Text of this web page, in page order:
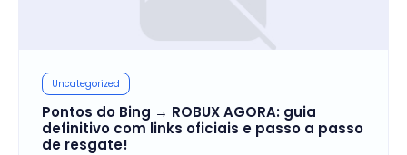
Uncategorized
Pontos do Bing → ROBUX AGORA: guia
definitivo com links oficiais e passo a passo
de resgate!